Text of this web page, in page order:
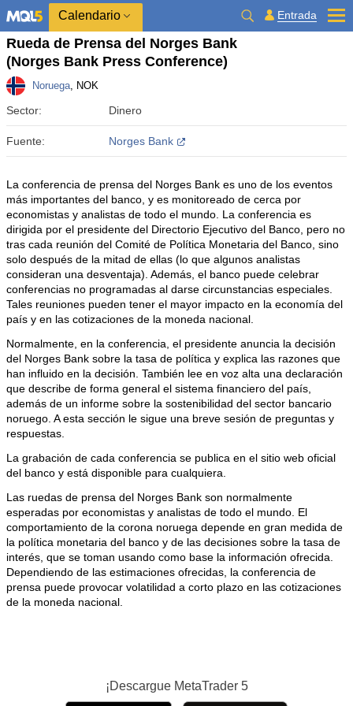
Calendario Entrada
Rueda de Prensa del Norges Bank
(Norges Bank Press Conference)
Noruega, NOK
Sector: Dinero
Fuente: Norges Bank
La conferencia de prensa del Norges Bank es uno de los eventos
más importantes del banco, y es monitoreado de cerca por
economistas y analistas de todo el mundo. La conferencia es
dirigida por el presidente del Directorio Ejecutivo del Banco, pero no
tras cada reunión del Comité de Política Monetaria del Banco, sino
solo después de la mitad de ellas (lo que algunos analistas
consideran una desventaja). Además, el banco puede celebrar
conferencias no programadas al darse circunstancias especiales.
Tales reuniones pueden tener el mayor impacto en la economía del
país y en las cotizaciones de la moneda nacional.
Normalmente, en la conferencia, el presidente anuncia la decisión
del Norges Bank sobre la tasa de política y explica las razones que
han influido en la decisión. También lee en voz alta una declaración
que describe de forma general el sistema financiero del país,
además de un informe sobre la sostenibilidad del sector bancario
noruego. A esta sección le sigue una breve sesión de preguntas y
respuestas.
La grabación de cada conferencia se publica en el sitio web oficial
del banco y está disponible para cualquiera.
Las ruedas de prensa del Norges Bank son normalmente
esperadas por economistas y analistas de todo el mundo. El
comportamiento de la corona noruega depende en gran medida de
la política monetaria del banco y de las decisiones sobre la tasa de
interés, que se toman usando como base la información ofrecida.
Dependiendo de las estimaciones ofrecidas, la conferencia de
prensa puede provocar volatilidad a corto plazo en las cotizaciones
de la moneda nacional.
¡Descargue MetaTrader 5